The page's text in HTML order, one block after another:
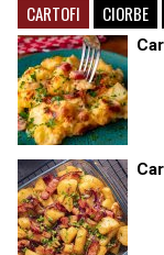
CARTOFI
CIORBE